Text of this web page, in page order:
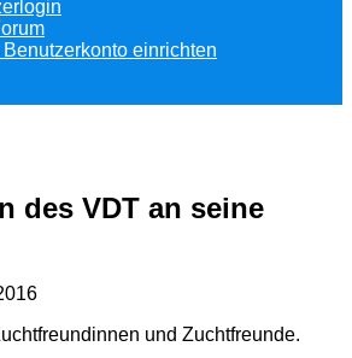
Benutzerkonto einrichten
des VDT an seine
und Zuchtfreunde.